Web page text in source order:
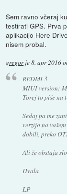
Sem ravno včeraj
testirati GPS. Prva
aplikacijo Here
nisem probal.
gregorje8. apr 2016
REDMI 3
MIUI version:
Torej to piše na
Sedaj pa me
verzijo na
dobili, preko
Ali že obstaja
Hvala
LP